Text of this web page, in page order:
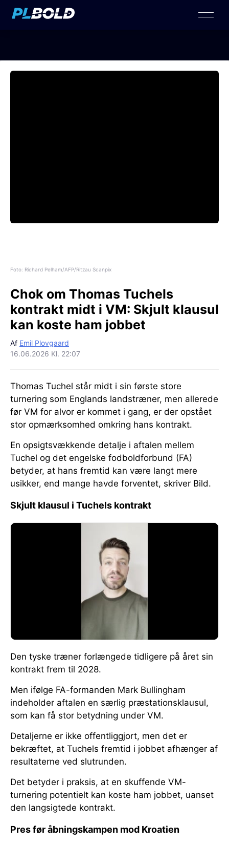
Foto: Richard Pelham/AFP/Ritzau Scanpix
Chok om Thomas Tuchels
kontrakt midt i VM: Skjult klausul
kan koste ham jobbet
Af Emil Plovgaard
16.06.2026 Kl. 22:07
Thomas Tuchel står midt i sin første store
turnering som Englands landstræner, men allerede
før VM for alvor er kommet i gang, er der opstået
stor opmærksomhed omkring hans kontrakt.
En opsigtsvækkende detalje i aftalen mellem
Tuchel og det engelske fodboldforbund (FA)
betyder, at hans fremtid kan være langt mere
usikker, end mange havde forventet, skriver Bild.
Skjult klausul i Tuchels kontrakt
Den tyske træner forlængede tidligere på året sin
kontrakt frem til 2028.
Men ifølge FA-formanden Mark Bullingham
indeholder aftalen en særlig præstationsklausul,
som kan få stor betydning under VM.
Detaljerne er ikke offentliggjort, men det er
bekræftet, at Tuchels fremtid i jobbet afhænger af
resultaterne ved slutrunden.
Det betyder i praksis, at en skuffende VM-
turnering potentielt kan koste ham jobbet, uanset
den langsigtede kontrakt.
Pres før åbningskampen mod Kroatien